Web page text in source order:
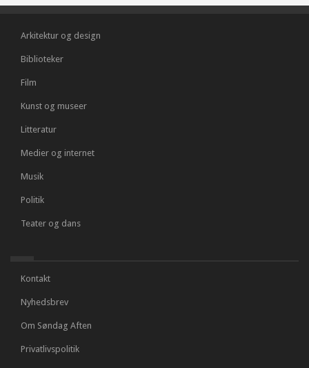
Arkitektur og design
Biblioteker
Film
Kunst og museer
Litteratur
Medier og internet
Musik
Politik
Teater og dans
Kontakt
Nyhedsbrev
Om Søndag Aften
Privatlivspolitik